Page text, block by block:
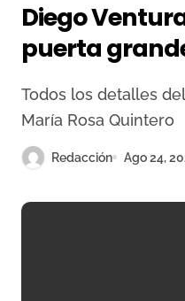
Diego
puerta
del Fresno
Todos los detalles del festejo en el objetivo de
María Rosa Quintero
Redacción Ago 24,